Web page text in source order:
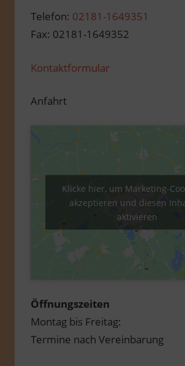
Telefon: 02181-1649351
Fax: 02181-1649352
Kontaktformular
Anfahrt
Klicke hier, um Marketing-
akzeptieren und diesen
aktivieren
Öffnungszeiten
Montag bis Freitag:
Termine nach Vereinbarung